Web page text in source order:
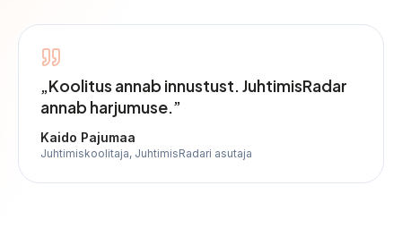
„Koolitus annab innustust. JuhtimisRadar
annab harjumuse.”
Kaido Pajumaa
Juhtimiskoolitaja, JuhtimisRadari asutaja